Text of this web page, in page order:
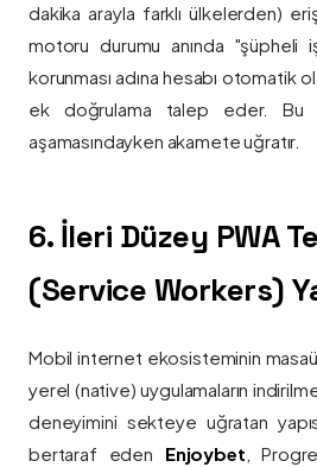
dakika arayla farklı ülkelerden)
motoru durumu anında "şüpheli
korunması adına hesabı
ek doğrulama talep eder. Bu
aşamasındayken akamete uğratır.
6. İleri Düzey PWA
(Service Workers)
Mobil internet ekosisteminin
yerel (native) uygulamaların
deneyimini sekteye uğratan
bertaraf eden Enjoybet ,